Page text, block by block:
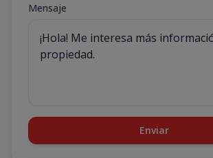
Mensaje
Enviar